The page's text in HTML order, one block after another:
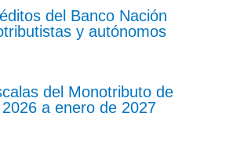
del Banco Nación
y autónomos
del Monotributo de
a enero de 2027